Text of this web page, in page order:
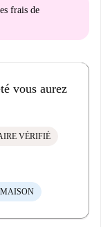
frais de
vous aurez
VÉRIFIÉ